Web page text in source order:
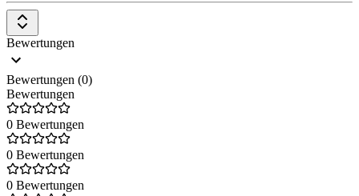
Bewertungen
Bewertungen (0)
Bewertungen
0 Bewertungen
0 Bewertungen
0 Bewertungen